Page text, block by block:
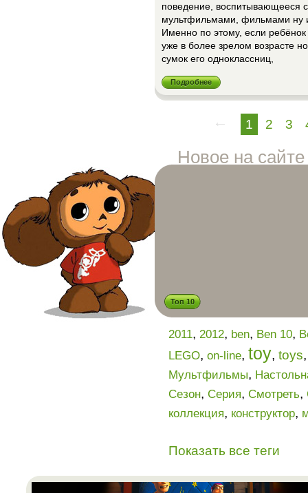
поведение, воспитывающееся
мультфильмами, фильмами ну
Именно по этому, если ребёнок
уже в более зрелом возрасте
сумок его одноклассниц,
Подробнее
1 2 3
Новое на сайте
Топ 10
2011, 2012, ben, Ben 10,
LEGO, on-line, toy, toys
Мультфильмы,
Сезон, Серия, Смотреть,
коллекция, конструктор,
Показать все теги